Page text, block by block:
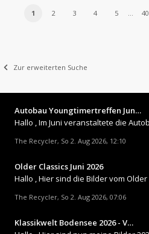
1 2 3 4 5 … 40
Zur erweiterten Suche
Autobau Youngtimertreffen Jun…
The Recycler, So 2. Aug 2026, 12:10
Older Classics Juni 2026
The Recycler, So 2. Aug 2026, 07:06
Klassikwelt Bodensee 2026 - V…